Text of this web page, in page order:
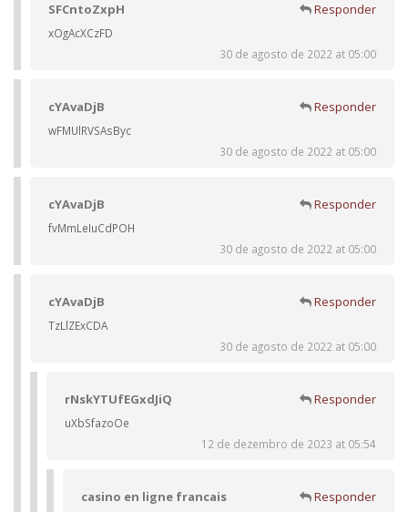
SFCntoZxpH Responder
xOgAcXCzFD
30 de agosto de 2022 at 05:00
cYAvaDjB Responder
wFMUlRVSAsByc
30 de agosto de 2022 at 05:00
cYAvaDjB Responder
fvMmLeIuCdPOH
30 de agosto de 2022 at 05:00
cYAvaDjB Responder
TzLlZExCDA
30 de agosto de 2022 at 05:00
rNskYTUfEGxdJiQ Responder
uXbSfazoOe
12 de dezembro de 2023 at 05:54
casino en ligne francais Responder